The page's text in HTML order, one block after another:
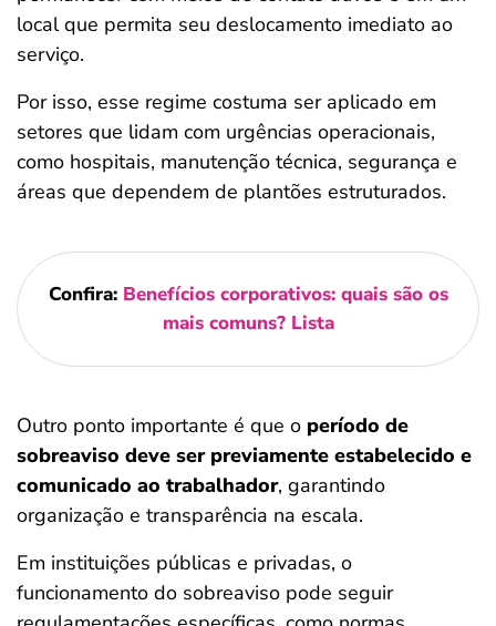
local que permita seu deslocamento imediato ao
serviço.
Por isso, esse regime costuma ser aplicado em
setores que lidam com urgências operacionais,
como hospitais, manutenção técnica, segurança e
áreas que dependem de plantões estruturados.
Confira: Benefícios corporativos: quais são os
mais comuns? Lista
Outro ponto importante é que o período de
sobreaviso deve ser previamente estabelecido e
comunicado ao trabalhador, garantindo
organização e transparência na escala.
Em instituições públicas e privadas, o
funcionamento do sobreaviso pode seguir